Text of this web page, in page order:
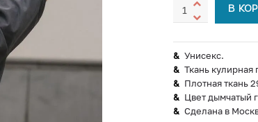
В
Унисекс.
Ткань кулирная
Плотная ткань
Цвет дымчатый
Сделана в